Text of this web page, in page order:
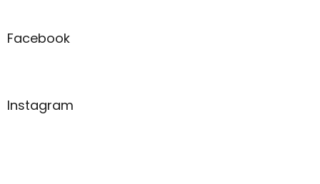
Facebook
Instagram